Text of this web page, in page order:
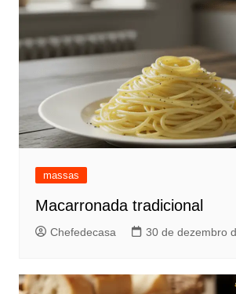
massas
Macarronada tradicional
Chefedecasa 30 de dezembro